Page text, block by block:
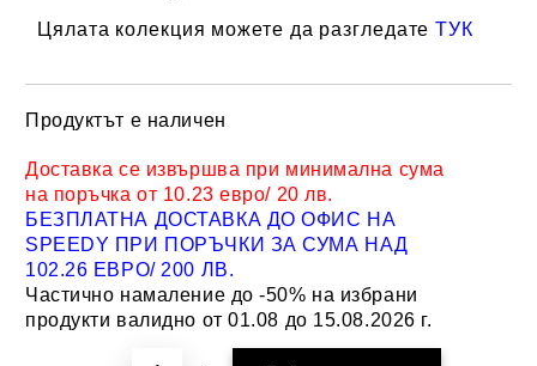
Цялата колекция можете да разгледатеТУК
Продуктът е наличен
Доставка се извършва при минимална сума
на поръчка от 10.23 евро/ 20 лв.
БЕЗПЛАТНА ДОСТАВКА ДО ОФИС НА
SPEEDY ПРИ ПОРЪЧКИ ЗА СУМА НАД
102.26 ЕВРО/ 200 ЛВ.
Частично намаление до -50% на избрани
продукти валидно от 01.08 до 15.08.2026 г.